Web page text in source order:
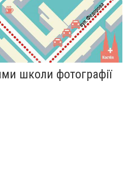
школи фотографії